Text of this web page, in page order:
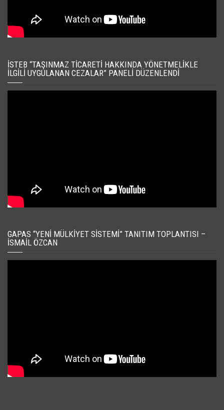
İSTEB “TAŞINMAZ TICARETI HAKKINDA YÖNETMELIKLE
İLGILI UYGULANAN CEZALAR” PANELI DÜZENLENDI
GAPAS “YENI MÜLKIYET SISTEMI” TANITIM TOPLANTISI –
İSMAIL ÖZCAN